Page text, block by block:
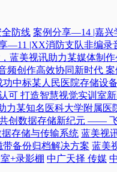
防线 案例分享—14 |嘉兴
—11 |XX消防支队非编录
蓝美视讯助力某媒体制
频创作高效协同新时代​
中标某人民医院存储设
可 打造智慧视觉实训室
力某知名医科大学附属医
创数据存储新纪元 ——
存储与传输系统 蓝美视
备份归档解决方案 蓝美
+录影棚 中广天择 传媒